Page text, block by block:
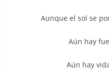
Aunque el sol se
Aún hay
Aún hay